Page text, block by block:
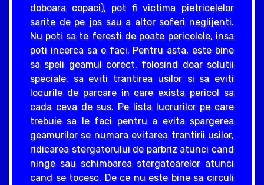
doboara copaci), pot fi victima pietricelelor
sarite de pe jos sau a altor soferi neglijenti.
Nu poti sa te feresti de poate pericolele, insa
poti incerca sa o faci. Pentru asta, este bine
sa speli geamul corect, folosind doar solutii
speciale, sa eviti trantirea usilor si sa eviti
locurile de parcare in care exista pericol sa
cada ceva de sus. Pe lista lucrurilor pe care
trebuie sa le faci pentru a evita spargerea
geamurilor se numara evitarea trantirii usilor,
ridicarea stergatorului de parbriz atunci cand
ninge sau schimbarea stergatoarelor atunci
cand se tocesc. De ce nu este bine sa circuli